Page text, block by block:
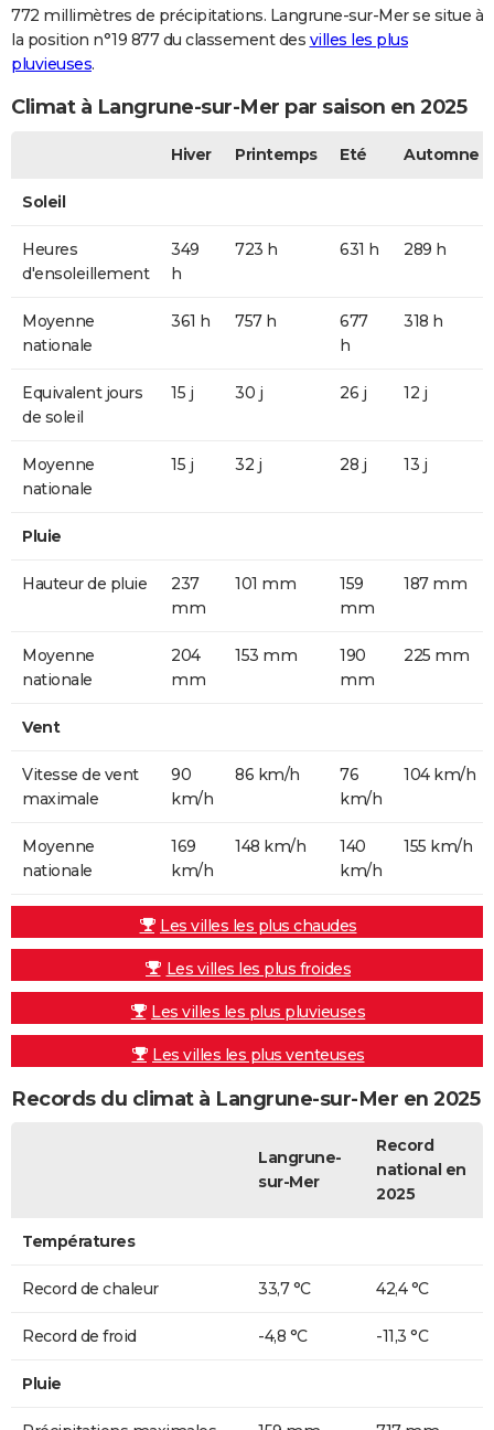
772 millimètres de précipitations. Langrune-sur-Mer se situe à
la position n°19 877 du classement des villes les plus
pluvieuses.
Climat à Langrune-sur-Mer par saison en 2025
Hiver Printemps Eté Automne
Soleil
Heures
d'ensoleillement
349
h
723 h 631 h 289 h
Moyenne
nationale
361 h 757 h
677
h
318 h
Equivalent jours
de soleil
15 j 30 j 26 j 12 j
Moyenne
nationale
15 j 32 j 28 j 13 j
Pluie
Hauteur de pluie
237
mm
101 mm
159
mm
187 mm
Moyenne
nationale
204
mm
153 mm
190
mm
225 mm
Vent
Vitesse de vent
maximale
90
km/h
86 km/h
76
km/h
104 km/h
Moyenne
nationale
169
km/h
148 km/h
140
km/h
155 km/h
Les villes les plus chaudes
Les villes les plus froides
Les villes les plus pluvieuses
Les villes les plus venteuses
Records du climat à Langrune-sur-Mer en 2025
Langrune-
sur-Mer
Record
national en
2025
Températures
Record de chaleur 33,7 °C 42,4 °C
Record de froid -4,8 °C -11,3 °C
Pluie